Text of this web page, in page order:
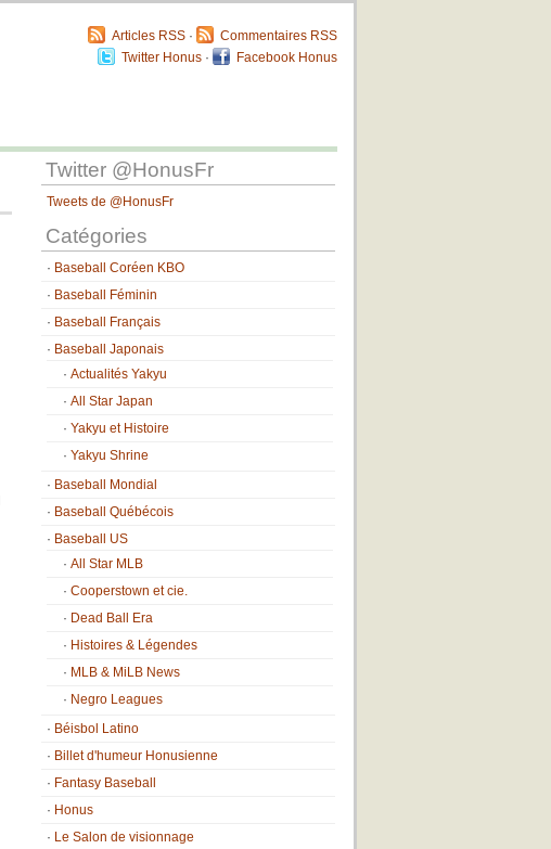
Articles RSS ·
Commentaires RSS
Twitter Honus · Facebook Honus
Twitter @HonusFr
Tweets de @HonusFr
Catégories
Baseball Coréen KBO
Baseball Féminin
Baseball Français
Baseball Japonais
Actualités Yakyu
All Star Japan
Yakyu et Histoire
Yakyu Shrine
Baseball Mondial
Baseball Québécois
Baseball US
All Star MLB
Cooperstown et cie.
Dead Ball Era
Histoires & Légendes
MLB & MiLB News
Negro Leagues
Béisbol Latino
Billet d'humeur Honusienne
Fantasy Baseball
Honus
Le Salon de visionnage